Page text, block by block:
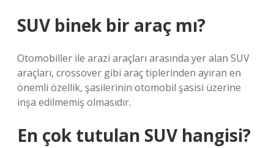
SUV binek bir araç mı?
Otomobiller ile arazi araçları arasında yer alan SUV
araçları, crossover gibi araç tiplerinden ayıran en
önemli özellik, şasilerinin otomobil şasisi üzerine
inşa edilmemiş olmasıdır.
En çok tutulan SUV hangisi?